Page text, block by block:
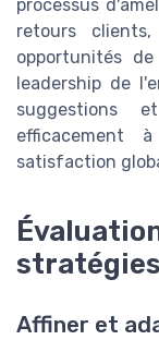
processus
retours
opportunités
leadership de
suggestions
efficacement
satisfaction
stratégies
Affiner et